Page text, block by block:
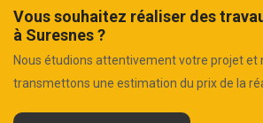
Vous souhaitez réaliser des
à Suresnes ?
Nous étudions attentivement votre projet et
transmettons une estimation du prix de la